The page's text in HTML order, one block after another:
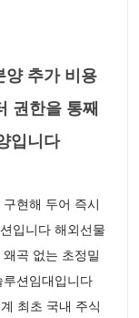
양 추가 비용
권한을 통째
입니다
현해 두어 즉시
입니다 해외선물
곡 없는 초정밀
션임대입니다
최초 국내 주식